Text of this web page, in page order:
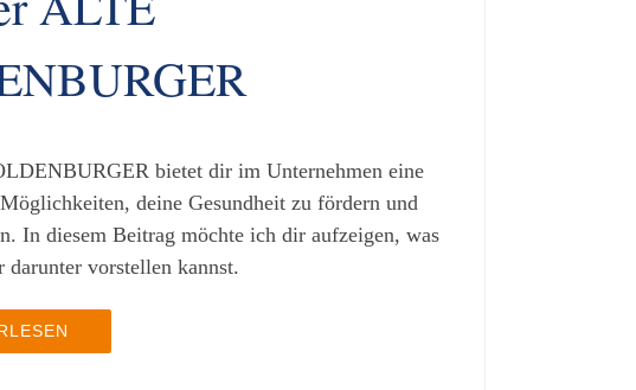
bietet dir im Unternehmen eine
deine Gesundheit zu fördern und
In diesem Beitrag möchte ich dir aufzeigen, was
darunter vorstellen kannst.